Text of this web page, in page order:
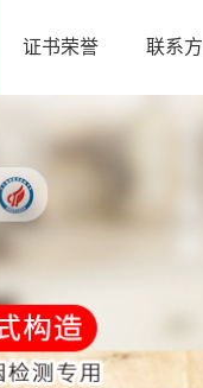
证书荣誉 联系